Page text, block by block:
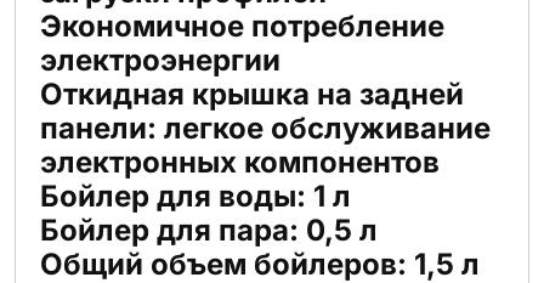
Экономичное потребление
электроэнергии
Откидная крышка на задней
панели: легкое обслуживание
электронных компонентов
Бойлер для воды: 1 л
Бойлер для пара: 0,5 л
Общий объем бойлеров: 1,5 л